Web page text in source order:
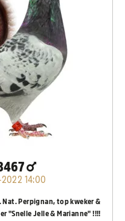
14:00
Perpignan, top kweker &
"Snelle Jelle & Marianne" !!!!